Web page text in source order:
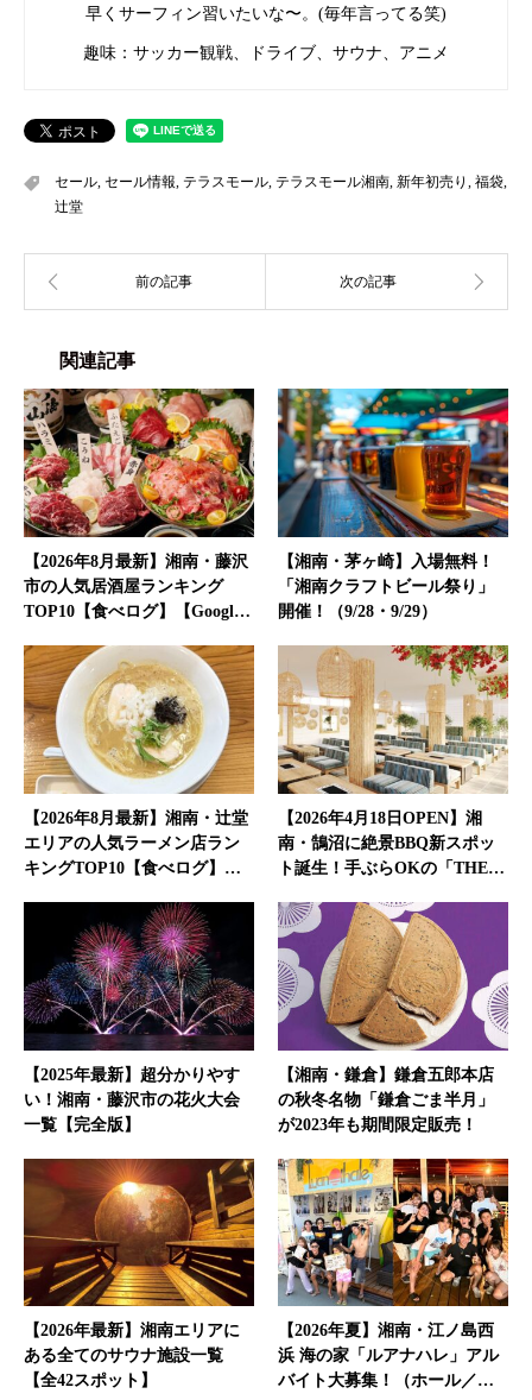
早くサーフィン習いたいな〜。(毎年言ってる笑)
趣味：サッカー観戦、ドライブ、サウナ、アニメ
セール, セール情報, テラスモール, テラスモール湘南, 新年初売り , 福袋,
辻堂
関連記事
【2026年8月最新】湘南・藤沢
市の人気居酒屋ランキング
TOP10【食べログ】【Googl…
【湘南・茅ヶ崎】入場無料！
「湘南クラフトビール祭り」
開催！（9/28・9/29）
【2026年8月最新】湘南・辻堂
エリアの人気ラーメン店ラン
キングTOP10【食べログ】…
【2026年4月18日OPEN】湘
南・鵠沼に絶景BBQ新スポッ
ト誕生！手ぶらOKの「THE…
【2025年最新】超分かりやす
い！湘南・藤沢市の花火大会
一覧【完全版】
【湘南・鎌倉】鎌倉五郎本店
の秋冬名物「鎌倉ごま半月」
が2023年も期間限定販売！
【2026年最新】湘南エリアに
ある全てのサウナ施設一覧
【全42スポット】
【2026年夏】湘南・江ノ島西
浜 海の家「ルアナハレ」アル
バイト大募集！（ホール／…